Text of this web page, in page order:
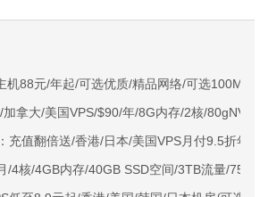
机88元/年起/可选优质/精品网络/可选100M不
拿大/美国VPS/$90/年/8G内存/2核/
充值翻倍送/香港/日本/美国VPS月付9.5折年
/4核/4GB内存/40GB SSD空间/3TB流量/